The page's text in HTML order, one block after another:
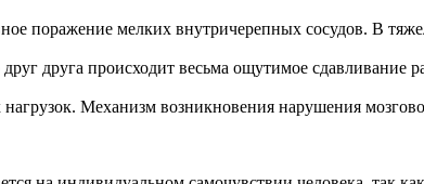
поражение мелких внутричерепных сосудов. В
друга происходит весьма ощутимое сдавливание
Механизм возникновения нарушения